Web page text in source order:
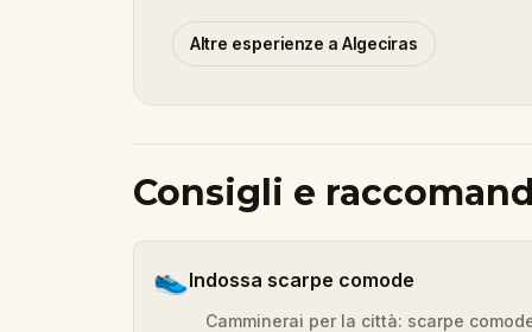
Altre esperienze a Algeciras
Consigli e
👟Indossa scarpe comode
Camminerai per la città: scarpe